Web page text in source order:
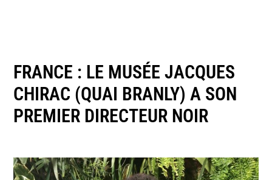
FRANCE : LE MUSÉE JACQUES
CHIRAC (QUAI BRANLY) A SON
PREMIER DIRECTEUR NOIR